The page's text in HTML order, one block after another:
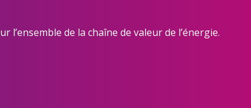
l’ensemble de la chaîne de valeur de l’énergie.